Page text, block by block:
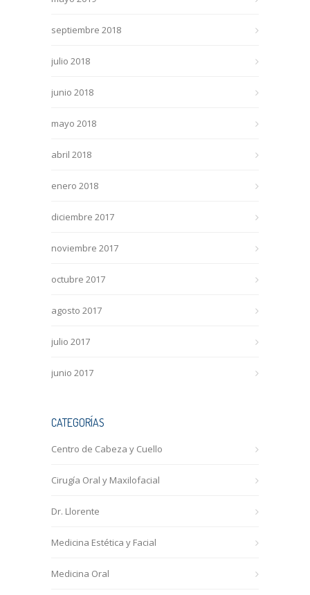
septiembre 2018
julio 2018
junio 2018
mayo 2018
abril 2018
enero 2018
diciembre 2017
noviembre 2017
octubre 2017
agosto 2017
julio 2017
junio 2017
CATEGORÍAS
Centro de Cabeza y Cuello
Cirugía Oral y Maxilofacial
Dr. Llorente
Medicina Estética y Facial
Medicina Oral